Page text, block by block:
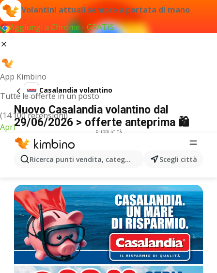
Volantini attuali sempre a portata di mano
Aggiungi a Chrome - GRATIS
App Kimbino
Tutte le offerte in un posto
(14.100 recensioni)
Apri
Ricerca punti vendita, categorie, prodotti...Scegli città
Casalandia volantino
Nuovo Casalandia volantino dal
29/06/2026 > offerte anteprima 🛍️
PUBBLICITÀ